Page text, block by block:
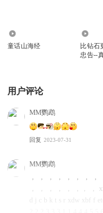
童话山海经
比钻石
忠告--
用户评论
MM鹦鹉
回复 2023-07-31
MM鹦鹉
， ， ， ， ， ， ， ，
， ， ， ， ， ，， ，
d j c b k t s r xdw xbf f